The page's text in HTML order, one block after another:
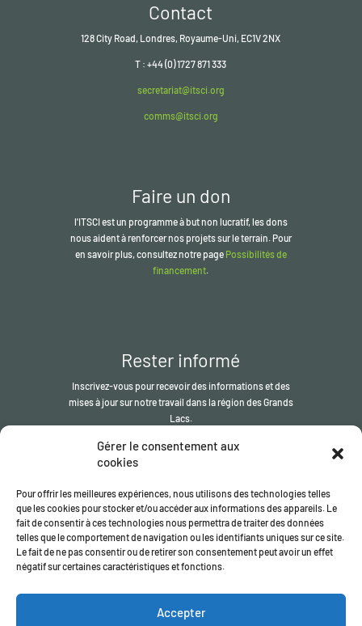
Gérer le consentement aux
cookies
Pour offrir les meilleures expériences, nous utilisons des technologies telles
que les cookies pour stocker et/ou accéder aux informations des appareils. Le
fait de consentir à ces technologies nous permettra de traiter des données
telles que le comportement de navigation ou les identifiants uniques sur ce site.
Le fait de ne pas consentir ou de retirer son consentement peut avoir un effet
négatif sur certaines caractéristiques et fonctions.
Accepter
Contact
128 City Road, Londres, Royaume-Uni, EC1V 2NX
T : +44 (0) 1727 871 333
secretariat@itsci.org
comms@itsci.org
Faire un don
l'ITSCIest un programme à but non lucratif, les dons
nous aident à renforcer nos projets sur le terrain. Pour
en savoir plus, consultez notre page Possibilités de
financement.
Rester informé
Inscrivez-vous pour recevoir des informations et des
mises à jour sur notre travail dans la région des Grands
Lacs.
© L' ITSCI Organisation2026- le secrétariat du ITSCI programme
Enregistrée en Angleterre et au Pays de Galles | Numéro